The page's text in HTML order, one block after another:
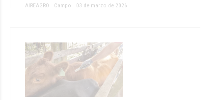
AIREAGRO Campo 03 de marzo de 2026